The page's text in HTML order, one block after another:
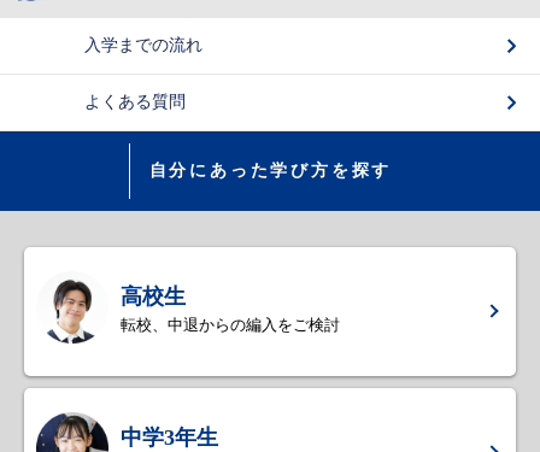
入学までの流れ
よくある質問
自分にあった学び方を探す
高校生
転校、中退からの編入をご検討
中学3年生